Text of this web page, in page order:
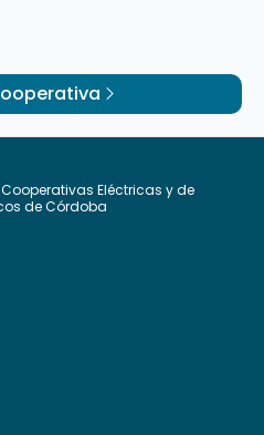
Eléctricas y de
de Córdoba